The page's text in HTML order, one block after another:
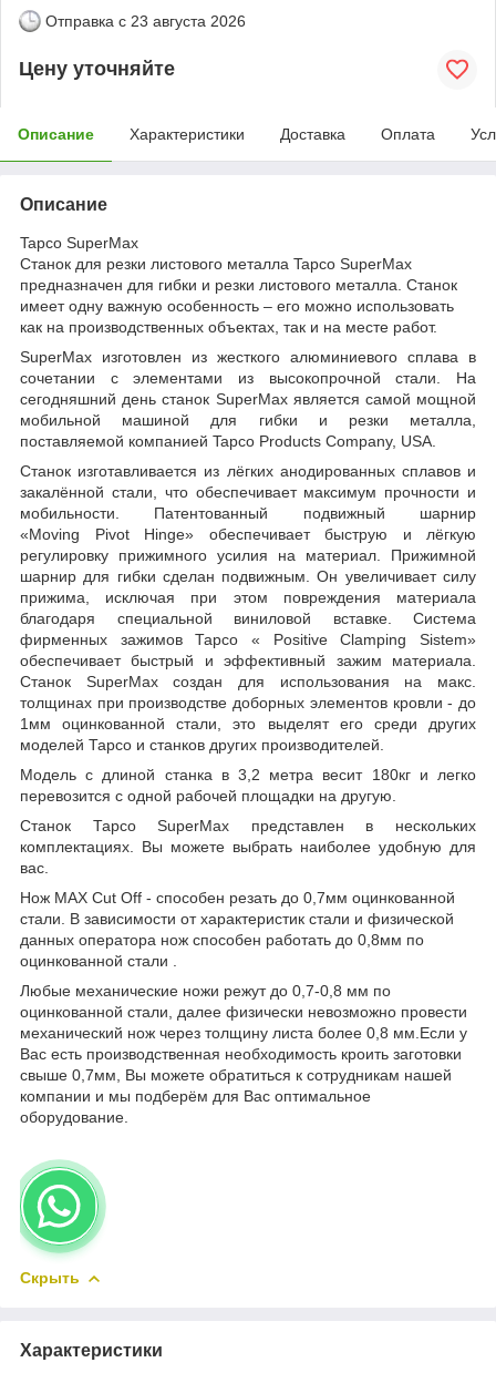
Отправка с 23 августа 2026
Цену уточняйте
Описание Характеристики Доставка Оплата
Описание
Tapco SuperMax
Станок для резки листового металла Tapco SuperMax
предназначен для гибки и резки листового металла. Станок
имеет одну важную особенность – его можно использовать
как на производственных объектах, так и на месте работ.
SuperMax изготовлен из жесткого алюминиевого сплава в
сочетании с элементами из высокопрочной стали. На
сегодняшний день станок SuperMax является самой мощной
мобильной машиной для гибки и резки металла,
поставляемой компанией Tapco Products Company, USA.
Станок изготавливается из лёгких анодированных сплавов и
закалённой стали, что обеспечивает максимум прочности и
мобильности. Патентованный подвижный шарнир
«Moving Pivot Hinge» обеспечивает быструю и лёгкую
регулировку прижимного усилия на материал. Прижимной
шарнир для гибки сделан подвижным. Он увеличивает силу
прижима, исключая при этом повреждения материала
благодаря специальной виниловой вставке. Система
фирменных зажимов Тарсо « Positive Clamping Sistem»
обеспечивает быстрый и эффективный зажим материала.
Станок SuperMax создан для использования на макс.
толщинах при производстве доборных элементов кровли - до
1мм оцинкованной стали, это выделят его среди других
моделей Тарсо и станков других производителей.
Модель с длиной станка в 3,2 метра весит 180кг и легко
перевозится с одной рабочей площадки на другую.
Станок Тарсо SuperMax представлен в нескольких
комплектациях. Вы можете выбрать наиболее удобную для
вас.
Нож МАХ Сut Off - способен резать до 0,7мм оцинкованной
стали. В зависимости от характеристик стали и физической
данных оператора нож способен работать до 0,8мм по
оцинкованной стали .
Любые механические ножи режут до 0,7-0,8 мм по
оцинкованной стали, далее физически невозможно провести
механический нож через толщину листа более 0,8 мм.Если у
Вас есть производственная необходимость кроить заготовки
свыше 0,7мм, Вы можете обратиться к сотрудникам нашей
компании и мы подберём для Вас оптимальное
оборудование.
Скрыть
Характеристики